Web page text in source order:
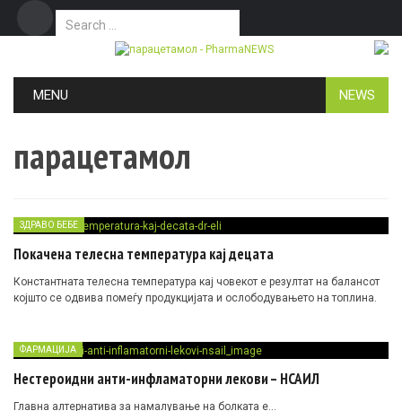
Search for:
MENU NEWS
парацетамол
ЗДРАВО БЕБЕ
Покачена телесна температура кај децата
Константната телесна температура кај човекот е резултат на балансот
којшто се одвива помеѓу продукцијата и ослободувањето на топлина.
ФАРМАЦИЈА
Нестероидни анти-инфламаторни лекови – НСАИЛ
Главна алтернатива за намалување на болката е…